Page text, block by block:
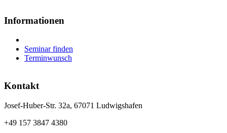
Informationen
Seminar finden
Terminwunsch
Kontakt
Josef-Huber-Str. 32a, 67071 Ludwigshafen
+49 157 3847 4380